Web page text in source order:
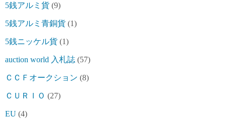
5銭アルミ貨 (9)
5銭アルミ青銅貨 (1)
5銭ニッケル貨 (1)
auction world 入札誌 (57)
ＣＣＦオークション (8)
ＣＵＲＩＯ (27)
EU (4)